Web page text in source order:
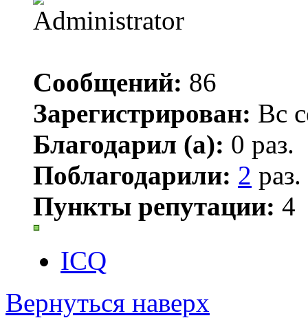
Сообщений: 86
Зарегистрирован: Вс
Благодарил (а): 0 раз.
Поблагодарили: 2 раз.
Пункты репутации: 4
ICQ
Вернуться наверх